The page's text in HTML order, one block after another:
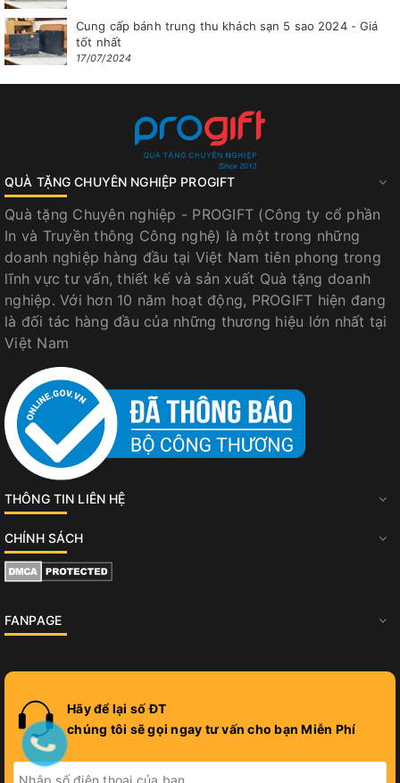
Cung cấp bánh trung thu khách sạn 5 sao 2024 - Giá
tốt nhất
17/07/2024
QUÀ TẶNG CHUYÊN NGHIỆP PROGIFT
Quà tặng Chuyên nghiệp - PROGIFT (Công ty cổ phần
In và Truyền thông Công nghệ) là một trong những
doanh nghiệp hàng đầu tại Việt Nam tiên phong trong
lĩnh vực tư vấn, thiết kế và sản xuất Quà tặng doanh
nghiệp. Với hơn 10 năm hoạt động, PROGIFT hiện đang
là đối tác hàng đầu của những thương hiệu lớn nhất tại
Việt Nam
THÔNG TIN LIÊN HỆ
CHÍNH SÁCH
FANPAGE
Hãy để lại số ĐT
chúng tôi sẽ gọi ngay tư vấn cho bạn Miễn Phí